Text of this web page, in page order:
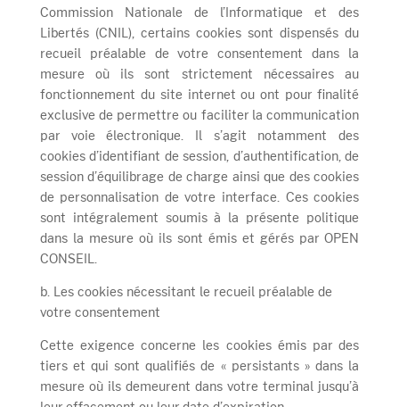
Commission Nationale de l’Informatique et des
Libertés (CNIL), certains cookies sont dispensés du
recueil préalable de votre consentement dans la
mesure où ils sont strictement nécessaires au
fonctionnement du site internet ou ont pour finalité
exclusive de permettre ou faciliter la communication
par voie électronique. Il s’agit notamment des
cookies d’identifiant de session, d’authentification, de
session d’équilibrage de charge ainsi que des cookies
de personnalisation de votre interface. Ces cookies
sont intégralement soumis à la présente politique
dans la mesure où ils sont émis et gérés par OPEN
CONSEIL.
b. Les cookies nécessitant le recueil préalable de
votre consentement
Cette exigence concerne les cookies émis par des
tiers et qui sont qualifiés de « persistants » dans la
mesure où ils demeurent dans votre terminal jusqu’à